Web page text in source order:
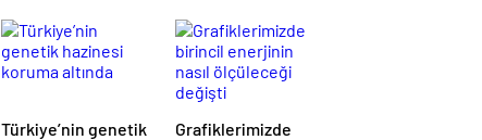
Türkiye’nin genetik
Grafiklerimizde